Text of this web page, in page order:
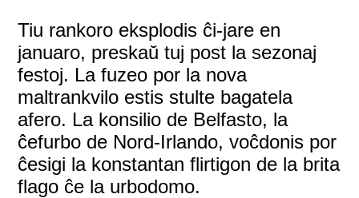
Tiu rankoro eksplodis ĉi-jare en
januaro, preskaŭ tuj post la sezonaj
festoj. La fuzeo por la nova
maltrankvilo estis stulte bagatela
afero. La konsilio de Belfasto, la
ĉefurbo de Nord-Irlando, voĉdonis por
ĉesigi la konstantan flirtigon de la brita
flago ĉe la urbodomo.